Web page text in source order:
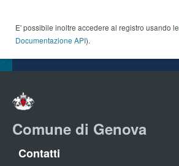
E' possibile inoltre accedere al registro usando le
Documentazione API).
Comune di Genova
Contatti